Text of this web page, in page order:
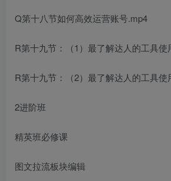
Q第十八节如何高效运营账号.mp4
R第十九节：（1）最了解达人的工具使
R第十九节：（2）最了解达人的工具使
2进阶班
精英班必修课
图文拉流板块编辑